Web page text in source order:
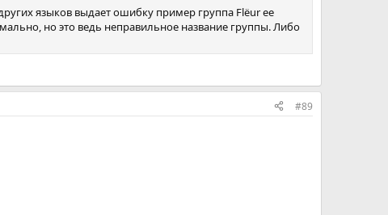
языков выдает ошибку пример группа Flёur ее
но это ведь неправильное название группы. Либо
#89